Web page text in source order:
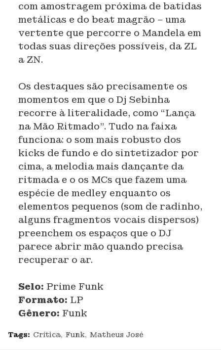
com amostragem próxima de batidas
metálicas e do beat magrão – uma
vertente que percorre o Mandela em
todas suas direções possíveis, da ZL
a ZN.
Os destaques são precisamente os
momentos em que o Dj Sebinha
recorre à literalidade, como “Lança
na Mão Ritmado”. Tudo na faixa
funciona: o som mais robusto dos
kicks de fundo e do sintetizador por
cima, a melodia mais dançante da
ritmada e o os MCs que fazem uma
espécie de medley enquanto os
elementos pequenos (som de radinho,
alguns fragmentos vocais dispersos)
preenchem os espaços que o DJ
parece abrir mão quando precisa
recuperar o ar.
Selo: Prime Funk
Formato: LP
Gênero: Funk
Tags: Crítica Funk Matheus José